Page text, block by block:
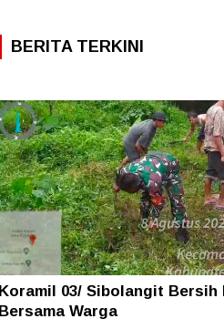
BERITA TERKINI
Koramil 03/ Sibolangit Bersih
Bersama Warga